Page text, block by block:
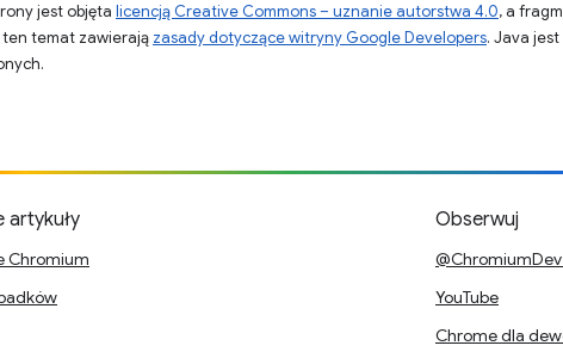
jest objęta licencją Creative Commons – uznanie autorstwa 4.0, a
ten temat zawierają zasady dotyczące witryny Google Developers. Java
artykuły
Chromium
Obserwuj
YouTube
Chrome dla